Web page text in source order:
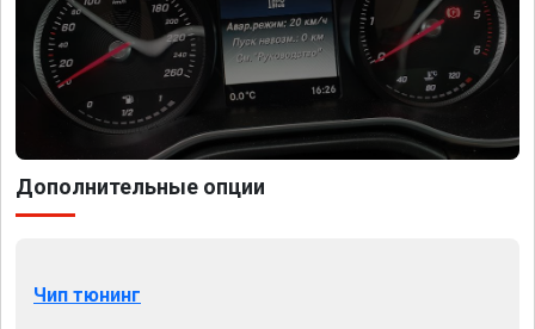
Дополнительные опции
Чип тюнинг